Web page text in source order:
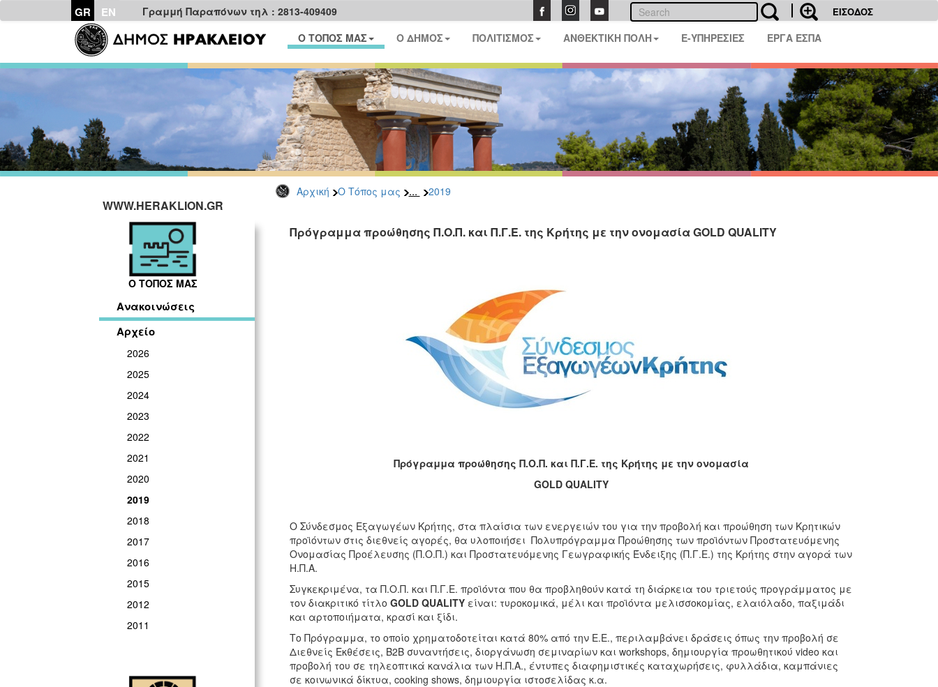
GR EN Γραμμή Παραπόνων τηλ : 2813-409409 ΕΙΣΟΔΟΣ
Ο ΤΟΠΟΣ ΜΑΣ Ο ΔΗΜΟΣ ΠΟΛΙΤΙΣΜΟΣ ΑΝΘΕΚΤΙΚΗ ΠΟΛΗ E-ΥΠΗΡΕΣΙΕΣ ΕΡΓΑ ΕΣΠΑ
Αρχική Ο Τόπος μας ... 2019
WWW.HERAKLION.GR
Ο ΤΟΠΟΣ ΜΑΣ
Ανακοινώσεις
Αρχείο
2026
2025
2024
2023
2022
2021
2020
2019
2018
2017
2016
2015
2012
2011
Πρόγραμμα προώθησης Π.Ο.Π. και Π.Γ.Ε. της Κρήτης με την ονομασία GOLD QUALITY
Πρόγραμμα προώθησης Π.Ο.Π. και Π.Γ.Ε. της Κρήτης με την ονομασία
GOLD QUALITY
Ο Σύνδεσμος Εξαγωγέων Κρήτης, στα πλαίσια των ενεργειών του για την προβολή και προώθηση των Κρητικών
προϊόντων στις διεθνείς αγορές, θα υλοποιήσει Πολυπρόγραμμα Προώθησης των προϊόντων Προστατευόμενης
Ονομασίας Προέλευσης (Π.Ο.Π.) και Προστατευόμενης Γεωγραφικής Ένδειξης (Π.Γ.Ε.) της Κρήτης στην αγορά των
Η.Π.Α.
Συγκεκριμένα, τα Π.Ο.Π. και Π.Γ.Ε. προϊόντα που θα προβληθούν κατά τη διάρκεια του τριετούς προγράμματος με
τον διακριτικό τίτλο GOLD QUALITYείναι: τυροκομικά, μέλι και προϊόντα μελισσοκομίας, ελαιόλαδο, παξιμάδι
και αρτοποιήματα, κρασί και ξίδι.
Το Πρόγραμμα, το οποίο χρηματοδοτείται κατά 80% από την Ε.Ε., περιλαμβάνει δράσεις όπως την προβολή σε
Διεθνείς Εκθέσεις, Β2Β συναντήσεις, διοργάνωση σεμιναρίων και workshops, δημιουργία προωθητικού video και
προβολή του σε τηλεοπτικά κανάλια των Η.Π.Α., έντυπες διαφημιστικές καταχωρήσεις, φυλλάδια, καμπάνιες
σε κοινωνικά δίκτυα, cooking shows, δημιουργία ιστοσελίδας κ.α.